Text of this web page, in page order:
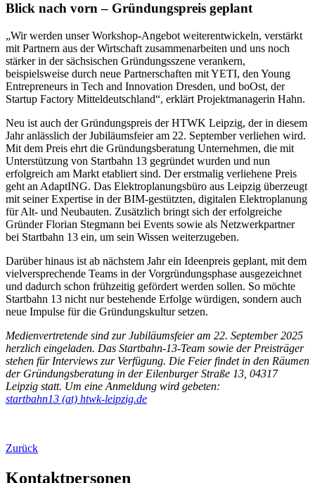
Blick nach vorn – Gründungspreis geplant
„Wir werden unser Workshop-Angebot weiterentwickeln, verstärkt
mit Partnern aus der Wirtschaft zusammenarbeiten und uns noch
stärker in der sächsischen Gründungsszene verankern,
beispielsweise durch neue Partnerschaften mit YETI, den Young
Entrepreneurs in Tech and Innovation Dresden, und boOst, der
Startup Factory Mitteldeutschland“, erklärt Projektmanagerin Hahn.
Neu ist auch der Gründungspreis der HTWK Leipzig, der in diesem
Jahr anlässlich der Jubiläumsfeier am 22. September verliehen wird.
Mit dem Preis ehrt die Gründungsberatung Unternehmen, die mit
Unterstützung von Startbahn 13 gegründet wurden und nun
erfolgreich am Markt etabliert sind. Der erstmalig verliehene Preis
geht an AdaptING. Das Elektroplanungsbüro aus Leipzig überzeugt
mit seiner Expertise in der BIM-gestützten, digitalen Elektroplanung
für Alt- und Neubauten. Zusätzlich bringt sich der erfolgreiche
Gründer Florian Stegmann bei Events sowie als Netzwerkpartner
bei Startbahn 13 ein, um sein Wissen weiterzugeben.
Darüber hinaus ist ab nächstem Jahr ein Ideenpreis geplant, mit dem
vielversprechende Teams in der Vorgründungsphase ausgezeichnet
und dadurch schon frühzeitig gefördert werden sollen. So möchte
Startbahn 13 nicht nur bestehende Erfolge würdigen, sondern auch
neue Impulse für die Gründungskultur setzen.
Medienvertretende sind zur Jubiläumsfeier am 22. September 2025
herzlich eingeladen. Das Startbahn-13-Team sowie der Preisträger
stehen für Interviews zur Verfügung. Die Feier findet in den Räumen
der Gründungsberatung in der Eilenburger Straße 13, 04317
Leipzig statt. Um eine Anmeldung wird gebeten:
startbahn13 (at) htwk-leipzig.de
Zurück
Kontaktpersonen